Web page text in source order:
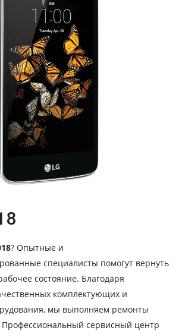
? Опытные и
специалисты помогут вернуть
состояние. Благодаря
комплектующих и
мы выполняем ремонты
сервисный центр